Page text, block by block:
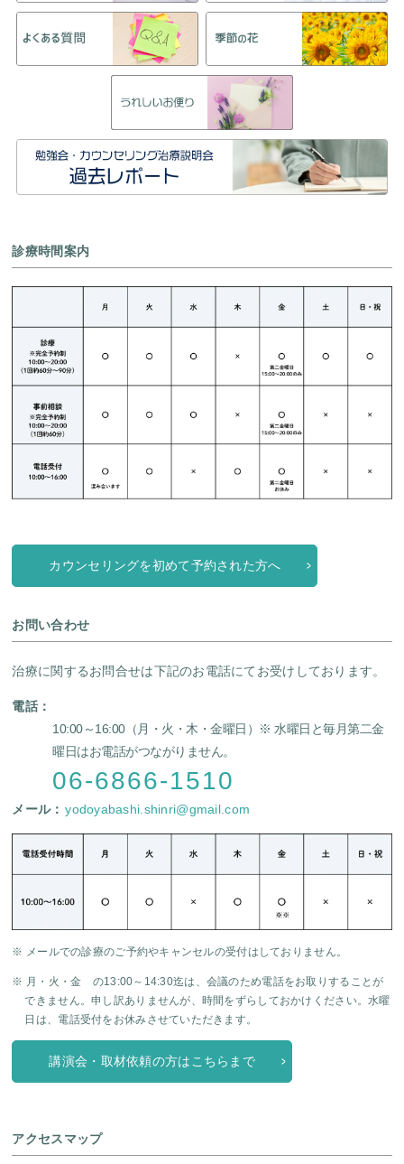
診療時間案内
カウンセリングを初めて予約された方へ
お問い合わせ
治療に関するお問合せは下記のお電話にてお受けしております。
電話：
10:00～16:00（月・火・木・金曜日）
※ 水曜日と毎月第二金
曜日はお電話がつながりません。
06-6866-1510
メール： yodoyabashi.shinri@gmail.com
※ メールでの診療のご予約やキャンセルの受付はしておりません。
※ 月・火・金 の13:00～14:30迄は、会議のため電話をお取りすることが
できません。申し訳ありませんが、時間をずらしておかけください。水曜
日は、電話受付をお休みさせていただきます。
講演会・取材依頼の方はこちらまで
アクセスマップ